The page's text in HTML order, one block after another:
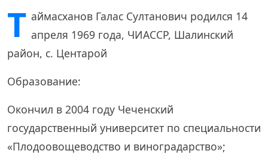
Т аймасханов Галас Султанович родился 14
апреля 1969 года, ЧИАССР, Шалинский
район, с. Центарой
Образование:
Окончил в 2004 году Чеченский
государственный университет по специальности
«Плодоовощеводство и виноградарство»;